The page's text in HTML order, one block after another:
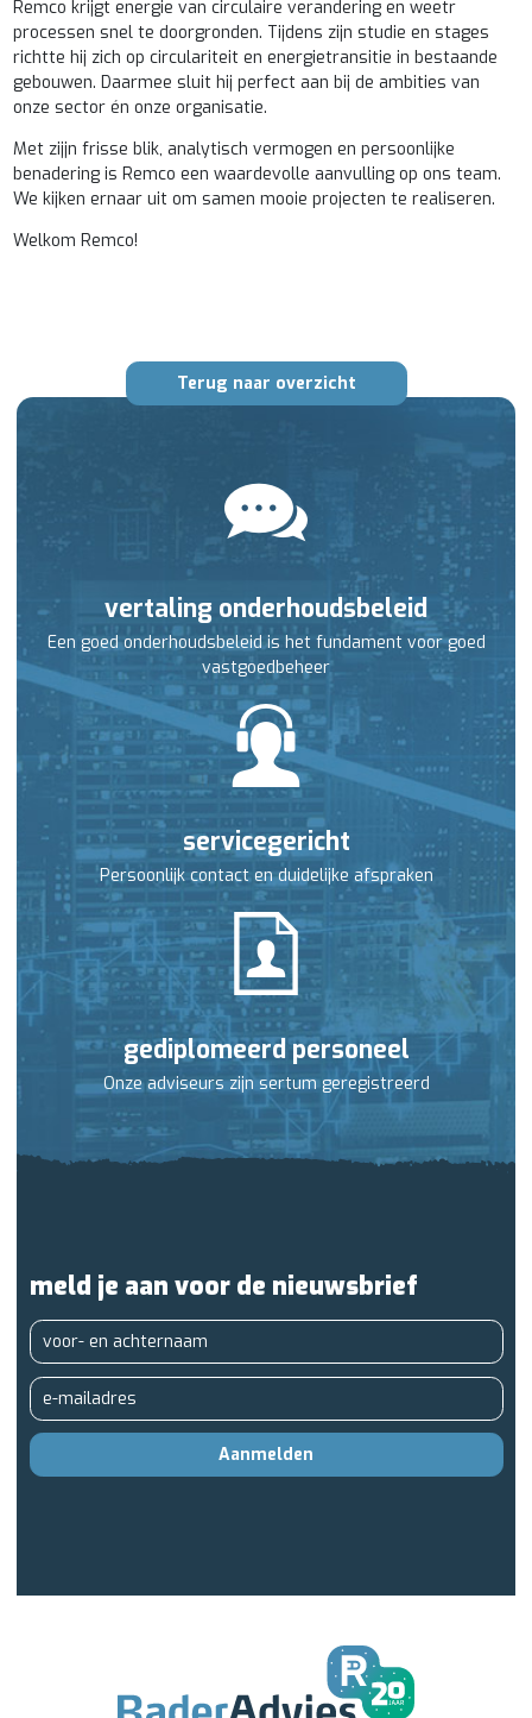
Remco krijgt energie van circulaire verandering en weetr
processen snel te doorgronden. Tijdens zijn studie en stages
richtte hij zich op circulariteit en energietransitie in bestaande
gebouwen. Daarmee sluit hij perfect aan bij de ambities van
onze sector én onze organisatie.
Met zijjn frisse blik, analytisch vermogen en persoonlijke
benadering is Remco een waardevolle aanvulling op ons team.
We kijken ernaar uit om samen mooie projecten te realiseren.
Welkom Remco!
Terug naar overzicht
vertaling onderhoudsbeleid
Een goed onderhoudsbeleid is het fundament voor goed
vastgoedbeheer
servicegericht
Persoonlijk contact en duidelijke afspraken
gediplomeerd personeel
Onze adviseurs zijn sertum geregistreerd
meld je aan voor de nieuwsbrief
Aanmelden